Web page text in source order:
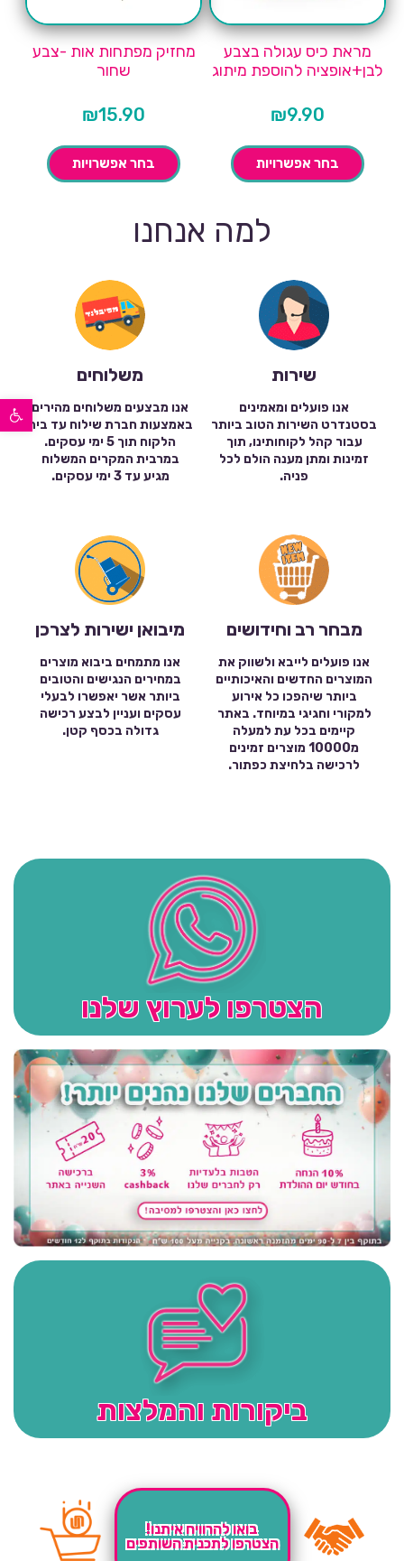
פתח סרגל נגישות
מראת כיס עגולה בצבע
לבן+אופציה להוספת מיתוג
₪9.90
בחר אפשרויות
מחזיק מפתחות אות -צבע
שחור
₪15.90
בחר אפשרויות
למה אנחנו
שירות
אנו פועלים ומאמינים
בסטנדרט השירות הטוב ביותר
עבור קהל לקוחותינו, תוך
זמינות ומתן מענה הולם לכל
פניה.
משלוחים
אנו מבצעים משלוחים מהירים
באמצעות חברת שילוח עד בית
הלקוח תוך 5 ימי עסקים.
במרבית המקרים המשלוח
מגיע עד 3 ימי עסקים.
מבחר רב וחידושים
אנו פועלים לייבא ולשווק את
המוצרים החדשים והאיכותיים
ביותר שיהפכו כל אירוע
למקורי וחגיגי במיוחד. באתר
קיימים בכל עת למעלה
מ10000 מוצרים זמינים
לרכישה בלחיצת כפתור.
מיבואן ישירות לצרכן
אנו מתמחים ביבוא מוצרים
במחירים הנגישים והטובים
ביותר אשר יאפשרו לבעלי
עסקים ועניין לבצע רכישה
גדולה בכסף קטן.
הצטרפו לערוץ שלנו
ביקורות והמלצות
בואו להרוויח איתנו!
הצטרפו לתכנית השותפים